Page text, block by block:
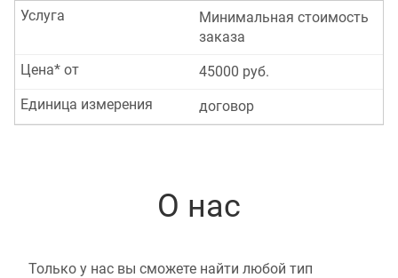
Минимальная стоимость
заказа
Услуга
45000 руб.
Цена* от
договор
Единица измерения
О нас
Только у нас вы сможете найти любой тип